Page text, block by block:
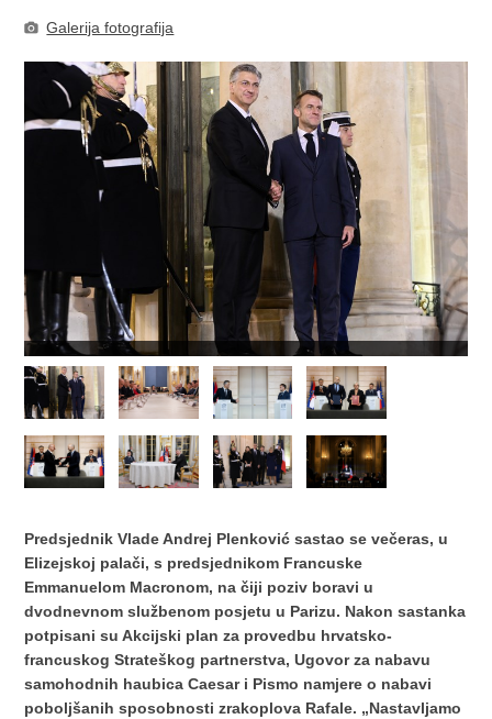
Galerija fotografija
Predsjednik Vlade Andrej Plenković sastao se večeras, u
Elizejskoj palači, s predsjednikom Francuske
Emmanuelom Macronom, na čiji poziv boravi u
dvodnevnom službenom posjetu u Parizu. Nakon sastanka
potpisani su Akcijski plan za provedbu hrvatsko-
francuskog Strateškog partnerstva, Ugovor za nabavu
samohodnih haubica Caesar i Pismo namjere o nabavi
poboljšanih sposobnosti zrakoplova Rafale. „Nastavljamo